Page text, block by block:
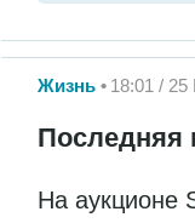
Жизнь 18:01 /
Последняя
На аукционе